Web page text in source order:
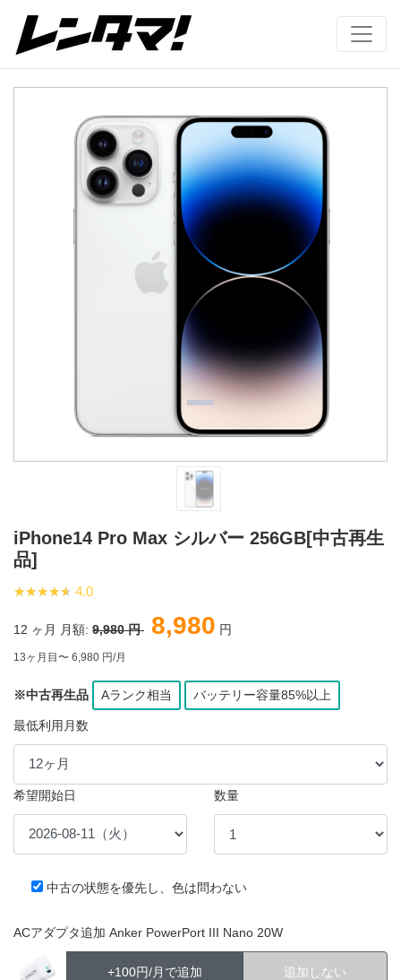
iPhone14 Pro Max シルバー 256GB[中古再生
品]
★★★★★
★★★★★ 4.0
12 ヶ月 月額: 9,980 円 8,980 円
13ヶ月目〜 6,980 円/月
※中古再生品 Aランク相当 バッテリー容量85%以上
最低利用月数
希望開始日 数量
中古の状態を優先し、色は問わない
ACアダプタ追加 Anker PowerPort III Nano 20W
+100円/月で追加 追加しない